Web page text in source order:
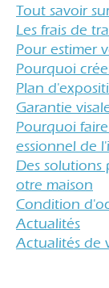
tout savoir
les frais de
pour estimer
pourquoi
plan
garantie
pourquoi faire évaluer votre propriété par un prof
essionnel de
des solutions pour lutter contre l'humidité dans v
otre maison
condition
actualités
actualités de